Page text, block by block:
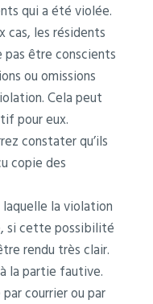
qui a été violée.
cas, les résidents
être conscients
ou omissions
Cela peut
pour eux.
constater qu’ils
copie des
la violation
si cette possibilité
rendu très clair.
la partie fautive.
courrier ou par